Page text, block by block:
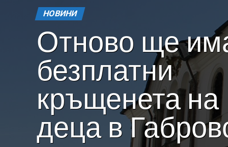
НОВИНИ
Отново ще
безплатни
кръщенета на
деца в